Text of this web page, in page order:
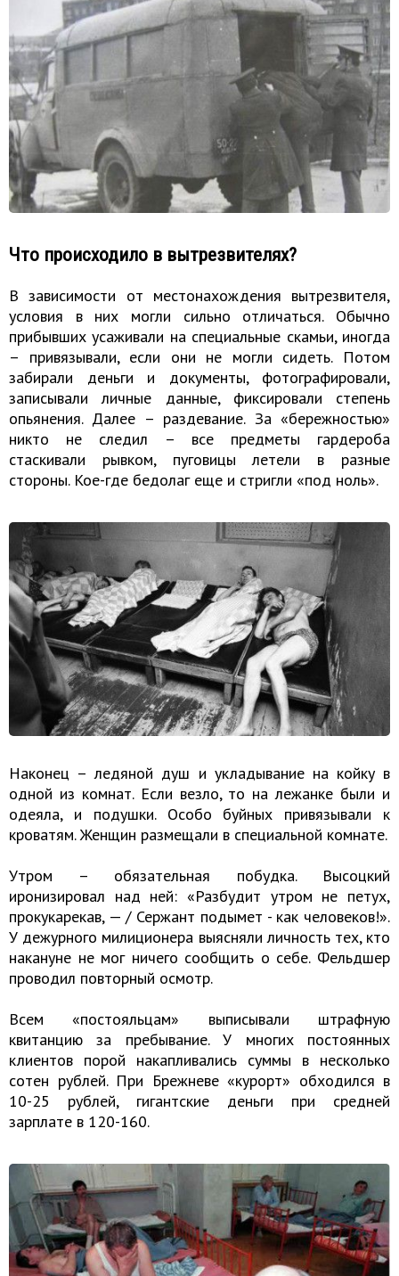
Что происходило в вытрезвителях?
В зависимости от местонахождения вытрезвителя,
условия в них могли сильно отличаться. Обычно
прибывших усаживали на специальные скамьи, иногда
– привязывали, если они не могли сидеть. Потом
забирали деньги и документы, фотографировали,
записывали личные данные, фиксировали степень
опьянения. Далее – раздевание. За «бережностью»
никто не следил – все предметы гардероба
стаскивали рывком, пуговицы летели в разные
стороны. Кое-где бедолаг еще и стригли «под ноль».
Наконец – ледяной душ и укладывание на койку в
одной из комнат. Если везло, то на лежанке были и
одеяла, и подушки. Особо буйных привязывали к
кроватям. Женщин размещали в специальной комнате.
Утром – обязательная побудка. Высоцкий
иронизировал над ней: «Разбудит утром не петух,
прокукарекав, — / Сержант подымет - как человеков!».
У дежурного милиционера выясняли личность тех, кто
накануне не мог ничего сообщить о себе. Фельдшер
проводил повторный осмотр.
Всем «постояльцам» выписывали штрафную
квитанцию за пребывание. У многих постоянных
клиентов порой накапливались суммы в несколько
сотен рублей. При Брежневе «курорт» обходился в
10-25 рублей, гигантские деньги при средней
зарплате в 120-160.